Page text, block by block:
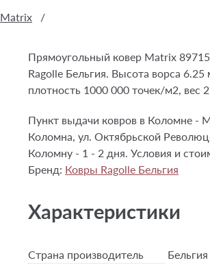
Matrix /
Прямоугольный ковер Matrix
Ragolle Бельгия. Высота ворса 6.25
плотность 1000 000 точек/м2, вес
Пункт выдачи ковров в Коломне -
Коломна, ул. Октябрьской
Коломну - 1 - 2 дня. Условия и
Бренд: Ковры Ragolle Бельгия
Характеристики
Страна производитель
Бельгия